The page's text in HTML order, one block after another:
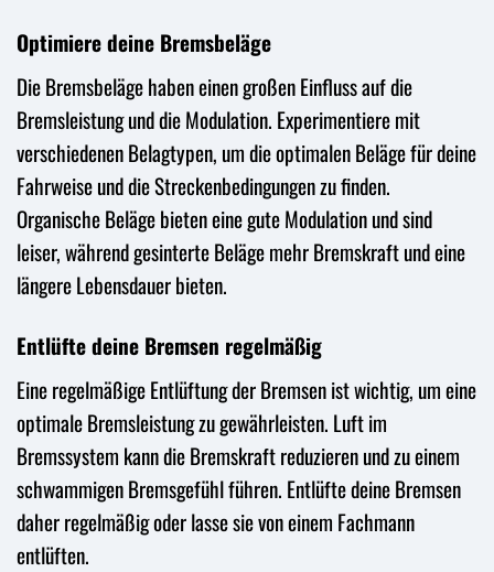
Optimiere deine Bremsbeläge
Die Bremsbeläge haben einen großen Einfluss auf die
Bremsleistung und die Modulation. Experimentiere mit
verschiedenen Belagtypen, um die optimalen Beläge für deine
Fahrweise und die Streckenbedingungen zu finden.
Organische Beläge bieten eine gute Modulation und sind
leiser, während gesinterte Beläge mehr Bremskraft und eine
längere Lebensdauer bieten.
Entlüfte deine Bremsen regelmäßig
Eine regelmäßige Entlüftung der Bremsen ist wichtig, um eine
optimale Bremsleistung zu gewährleisten. Luft im
Bremssystem kann die Bremskraft reduzieren und zu einem
schwammigen Bremsgefühl führen. Entlüfte deine Bremsen
daher regelmäßig oder lasse sie von einem Fachmann
entlüften.